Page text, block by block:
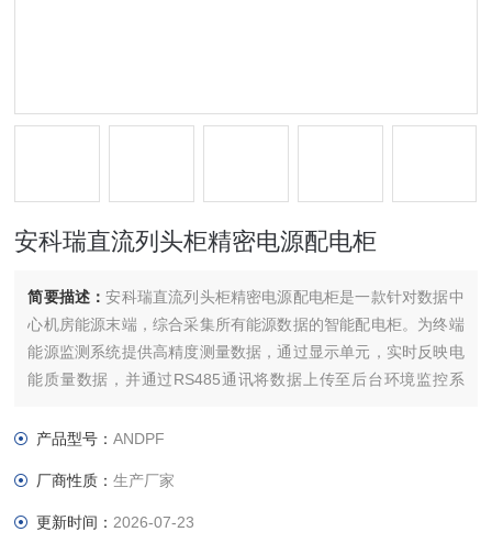
安科瑞直流列头柜精密电源配电柜
简要描述：安科瑞直流列头柜精密电源配电柜是一款针对数据中
心机房能源末端，综合采集所有能源数据的智能配电柜。为终端
能源监测系统提供高精度测量数据，通过显示单元，实时反映电
能质量数据，并通过RS485通讯将数据上传至后台环境监控系
产品型号：ANDPF
厂商性质：生产厂家
更新时间： 2026-07-23